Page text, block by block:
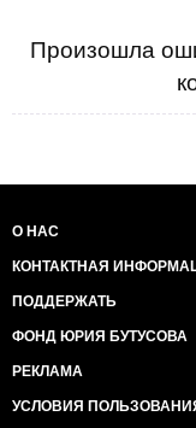
Произошла
О НАС
КОНТАКТНАЯ
ПОДДЕРЖАТЬ
ФОНД ЮРИЯ БУТУСОВА
РЕКЛАМА
УСЛОВИЯ